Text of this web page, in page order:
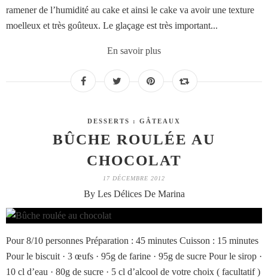
ramener de l’humidité au cake et ainsi le cake va avoir une texture
moelleux et très goûteux. Le glaçage est très important...
En savoir plus
DESSERTS : GÂTEAUX
BÛCHE ROULÉE AU
CHOCOLAT
17 DÉCEMBRE 2012
By Les Délices De Marina
Pour 8/10 personnes Préparation : 45 minutes Cuisson : 15 minutes
Pour le biscuit · 3 œufs · 95g de farine · 95g de sucre Pour le sirop ·
10 cl d’eau · 80g de sucre · 5 cl d’alcool de votre choix ( facultatif )